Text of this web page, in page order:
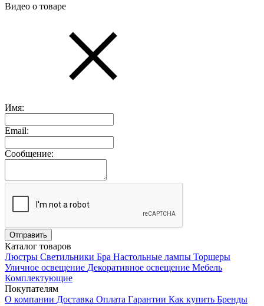
Видео о товаре
Имя:
Email:
Сообщение:
Каталог товаров
Люстры Светильники Бра Настольные лампы Торшеры
Уличное освещение Декоративное освещение Мебель
Комплектующие
Покупателям
О компании Доставка Оплата Гарантии Как купить Бренды